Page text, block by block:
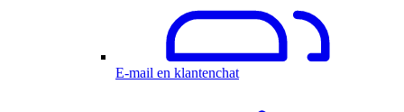
E-mail en klantenchat